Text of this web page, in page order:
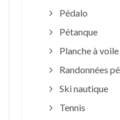
Pédalo
Pétanque
Planche à voile
Randonnées
Ski nautique
Tennis